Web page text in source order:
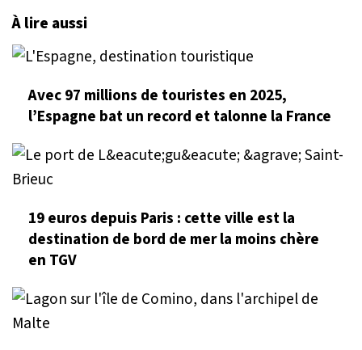
À lire aussi
Avec 97 millions de touristes en 2025,
l’Espagne bat un record et talonne la France
19 euros depuis Paris : cette ville est la
destination de bord de mer la moins chère
en TGV